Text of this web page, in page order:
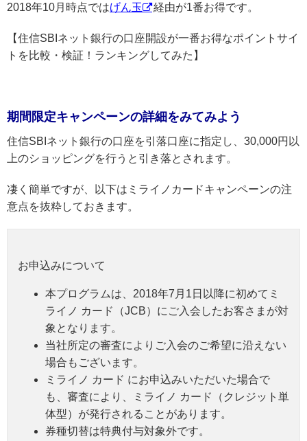
2018年10月時点ではげん玉 経由が1番お得です。
【住信SBIネット銀行の口座開設が一番お得なポイントサイ
トを比較・検証！ランキングしてみた】
期間限定キャンペーンの詳細をみてみよう
住信SBIネット銀行の口座を引落口座に指定し、30,000円以
上のショッピングを行うと引き落とされます。
凄く簡単ですが、以下はミライノカードキャンペーンの注
意点を抜粋しておきます。
お申込みについて
本プログラムは、2018年7月1日以降に初めてミ
ライノ カード（JCB）にご入会したお客さまが対
象となります。
当社所定の審査によりご入会のご希望に沿えない
場合もございます。
ミライノ カード にお申込みいただいた場合で
も、審査により、ミライノ カード（クレジット単
体型）が発行されることがあります。
券種切替は特典付与対象外です。